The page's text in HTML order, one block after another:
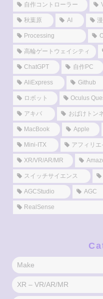
自作コントローラー
秋葉原 AI
Processing
高輪ゲートウェイシティ
ChatGPT 自作PC
AliExpress Github
ロボット Oculus
アキバ おばけトン
MacBook Apple
Mini-ITX アフィリエ
XR/VR/AR/MR
スイッチサイエンス
AGCStudio AGC
RealSense
Make
XR – VR/AR/MR